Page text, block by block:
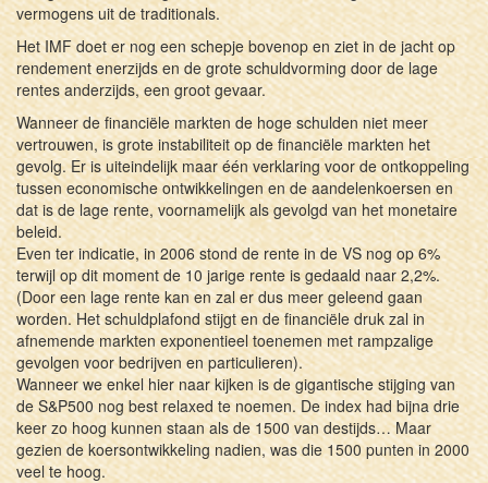
vermogens uit de traditionals.
Het IMF doet er nog een schepje bovenop en ziet in de jacht op
rendement enerzijds en de grote schuldvorming door de lage
rentes anderzijds, een groot gevaar.
Wanneer de financiële markten de hoge schulden niet meer
vertrouwen, is grote instabiliteit op de financiële markten het
gevolg. Er is uiteindelijk maar één verklaring voor de ontkoppeling
tussen economische ontwikkelingen en de aandelenkoersen en
dat is de lage rente, voornamelijk als gevolgd van het monetaire
beleid.
Even ter indicatie, in 2006 stond de rente in de VS nog op 6%
terwijl op dit moment de 10 jarige rente is gedaald naar 2,2%.
(Door een lage rente kan en zal er dus meer geleend gaan
worden. Het schuldplafond stijgt en de financiële druk zal in
afnemende markten exponentieel toenemen met rampzalige
gevolgen voor bedrijven en particulieren).
Wanneer we enkel hier naar kijken is de gigantische stijging van
de S&P500 nog best relaxed te noemen. De index had bijna drie
keer zo hoog kunnen staan als de 1500 van destijds… Maar
gezien de koersontwikkeling nadien, was die 1500 punten in 2000
veel te hoog.